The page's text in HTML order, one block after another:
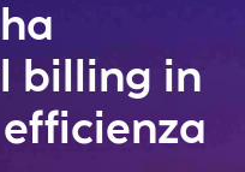
billing in